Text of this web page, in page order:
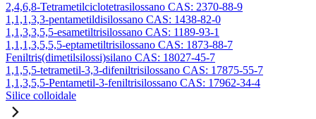
2,4,6,8-Tetrametilciclotetrasilossano CAS: 2370-88-9
1,1,1,3,3-pentametildisilossano CAS: 1438-82-0
1,1,3,3,5,5-esametiltrisilossano CAS: 1189-93-1
1,1,1,3,5,5,5-eptametiltrisilossano CAS: 1873-88-7
Feniltris(dimetilsilossi)silano CAS: 18027-45-7
1,1,5,5-tetrametil-3,3-difeniltrisilossano CAS: 17875-55-7
1,1,3,5,5-Pentametil-3-feniltrisilossano CAS: 17962-34-4
Silice colloidale